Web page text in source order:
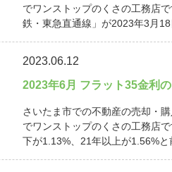
でワンストップのくさの工務店
鉄・東急直通線」が2023年3月
2023.06.12
2023年6月 フラット35金利
さいたま市での不動産の売却・
でワンストップのくさの工務店
下が1.13%、21年以上が1.56%